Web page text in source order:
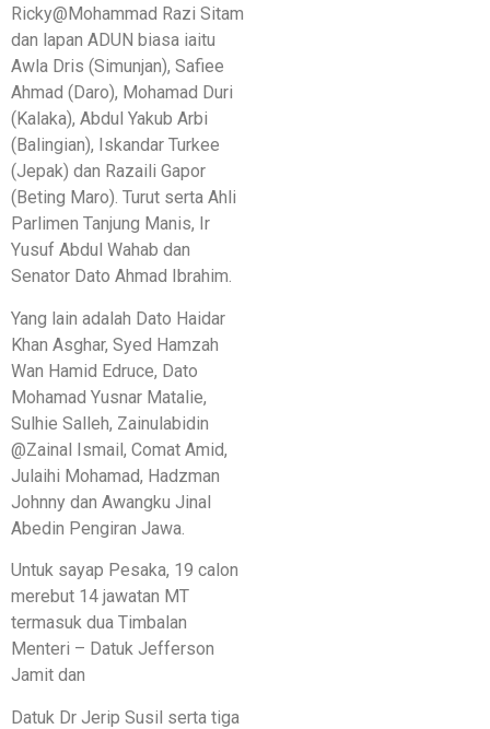
Ricky@Mohammad Razi Sitam
dan lapan ADUN biasa iaitu
Awla Dris (Simunjan), Safiee
Ahmad (Daro), Mohamad Duri
(Kalaka), Abdul Yakub Arbi
(Balingian), Iskandar Turkee
(Jepak) dan Razaili Gapor
(Beting Maro). Turut serta Ahli
Parlimen Tanjung Manis, Ir
Yusuf Abdul Wahab dan
Senator Dato Ahmad Ibrahim.
Yang lain adalah Dato Haidar
Khan Asghar, Syed Hamzah
Wan Hamid Edruce, Dato
Mohamad Yusnar Matalie,
Sulhie Salleh, Zainulabidin
@Zainal Ismail, Comat Amid,
Julaihi Mohamad, Hadzman
Johnny dan Awangku Jinal
Abedin Pengiran Jawa.
Untuk sayap Pesaka, 19 calon
merebut 14 jawatan MT
termasuk dua Timbalan
Menteri – Datuk Jefferson
Jamit dan
Datuk Dr Jerip Susil serta tiga